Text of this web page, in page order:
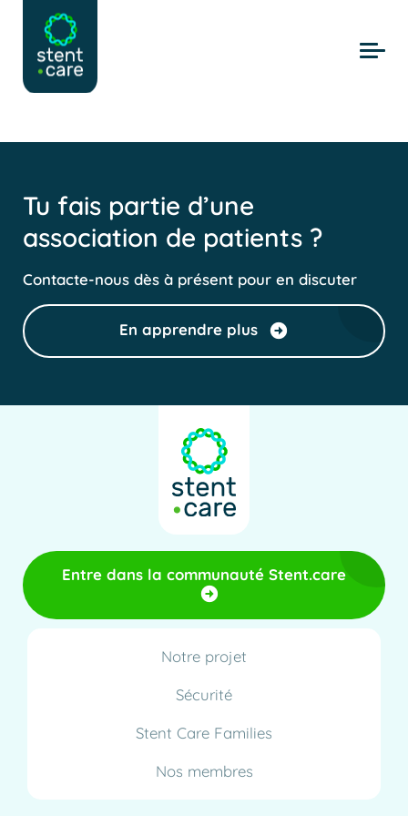
Skip to main content
Tu fais partie d’une
association de patients ?
Contacte-nous dès à présent pour en discuter
En apprendre plus
Entre dans la communauté Stent.care
Notre projet
Sécurité
Stent Care Families
Nos membres